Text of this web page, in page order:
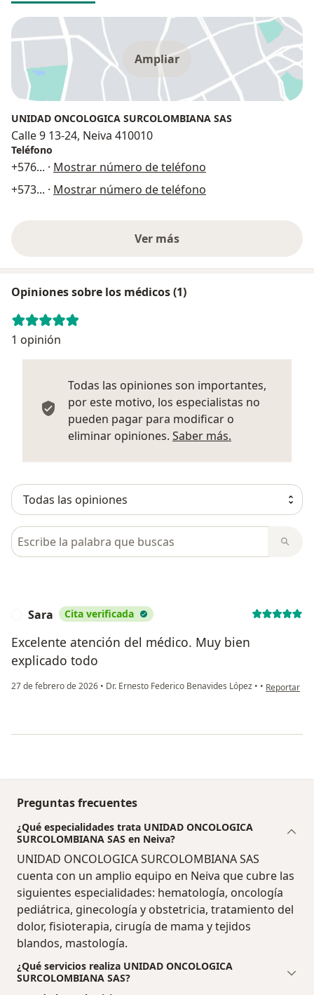
Ampliar
UNIDAD ONCOLOGICA SURCOLOMBIANA SAS
Calle 9 13-24, Neiva 410010
Teléfono
+576... · Mostrar número de teléfono
+573... · Mostrar número de teléfono
Ver más
Opiniones sobre los médicos (1)
1 opinión
Todas las opiniones son importantes,
por este motivo, los especialistas no
pueden pagar para modificar o
eliminar opiniones. Saber más.
Busca en opiniones
Sara Cita verificada
Excelente atención del médico. Muy bien
explicado todo
27 de febrero de 2026 • Dr. Ernesto Federico Benavides López • • en opinión
Reportar
Preguntas frecuentes
¿Qué especialidades trata UNIDAD ONCOLOGICA
SURCOLOMBIANA SAS en Neiva?
UNIDAD ONCOLOGICA SURCOLOMBIANA SAS
cuenta con un amplio equipo en Neiva que cubre las
siguientes especialidades: hematología, oncología
pediátrica, ginecología y obstetricia, tratamiento del
dolor, fisioterapia, cirugía de mama y tejidos
blandos, mastología.
¿Qué servicios realiza UNIDAD ONCOLOGICA
SURCOLOMBIANA SAS?